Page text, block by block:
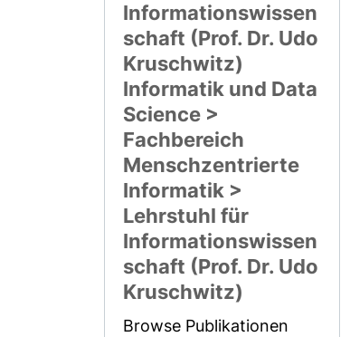
Informationswissen
schaft (Prof. Dr. Udo
Kruschwitz)
Informatik und Data
Science >
Fachbereich
Menschzentrierte
Informatik >
Lehrstuhl für
Informationswissen
schaft (Prof. Dr. Udo
Kruschwitz)
Browse Publikationen